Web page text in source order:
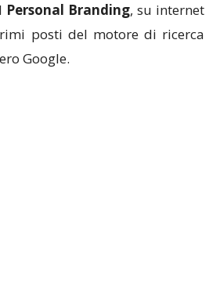
Personal Branding, su internet
posti del motore di ricerca
Google.